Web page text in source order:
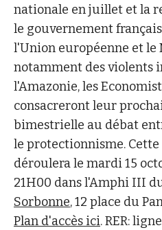
nationale en juillet et la
le gouvernement
l'Union européenne et le
notamment des violents
l'Amazonie, les
consacreront leur
bimestrielle au débat
le protectionnisme. Cette
déroulera le mardi 15
21H00 dans l'Amphi III
Sorbonne, 12 place du
Plan d'accès ici. RER: